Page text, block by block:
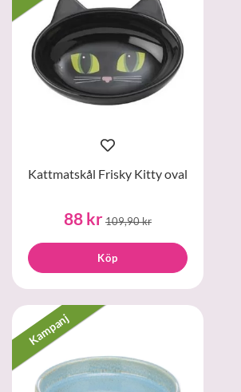
Kattmatskål Frisky Kitty oval
88 kr109,90 kr
Köp
Kampanj